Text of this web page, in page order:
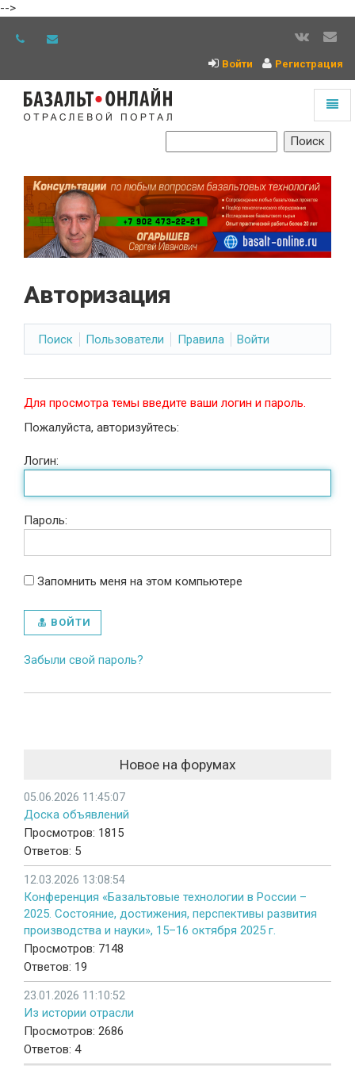
-->
Войти Регистрация
Авторизация
Поиск Пользователи Правила Войти
Для просмотра темы введите ваши логин и пароль.
Пожалуйста, авторизуйтесь:
Логин:
Пароль:
Запомнить меня на этом компьютере
ВОЙТИ
Забыли свой пароль?
Новое на форумах
05.06.2026 11:45:07
Доска объявлений
Просмотров: 1815
Ответов: 5
12.03.2026 13:08:54
Конференция «Базальтовые технологии в России –
2025. Состояние, достижения, перспективы развития
производства и науки», 15–16 октября 2025 г.
Просмотров: 7148
Ответов: 19
23.01.2026 11:10:52
Из истории отрасли
Просмотров: 2686
Ответов: 4